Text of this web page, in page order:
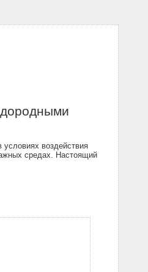
воздействия
средах. Настоящий